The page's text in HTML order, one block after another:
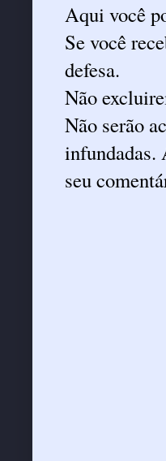
Aqui você
Se você
defesa.
Não
Não serão
infundadas.
seu